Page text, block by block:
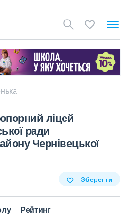
ліцей
ради
Чернівецької
Зберегти
Рейтинг